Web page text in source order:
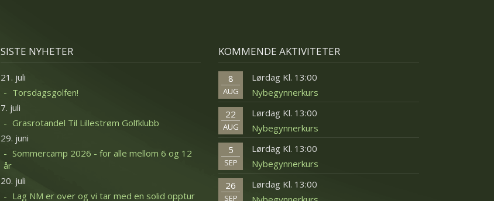
SISTE NYHETER
21. juli
Torsdagsgolfen!
7. juli
Grasrotandel Til Lillestrøm Golfklubb
29. juni
Sommercamp 2026 - for alle mellom 6 og 12
år
20. juli
Lag NM er over og vi tar med en solid opptur
KOMMENDE AKTIVITETER
8
AUG
Lørdag Kl. 13:00
Nybegynnerkurs
22
AUG
Lørdag Kl. 13:00
Nybegynnerkurs
5
SEP
Lørdag Kl. 13:00
Nybegynnerkurs
26
SEP
Lørdag Kl. 13:00